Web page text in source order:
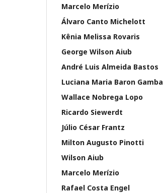
Marcelo Merízio
Álvaro Canto Michelott
Kênia Melissa Rovaris
George Wilson Aiub
André Luis Almeida Bastos
Luciana Maria Baron Gamba
Wallace Nobrega Lopo
Ricardo Siewerdt
Júlio César Frantz
Milton Augusto Pinotti
Wilson Aiub
Marcelo Merízio
Rafael Costa Engel